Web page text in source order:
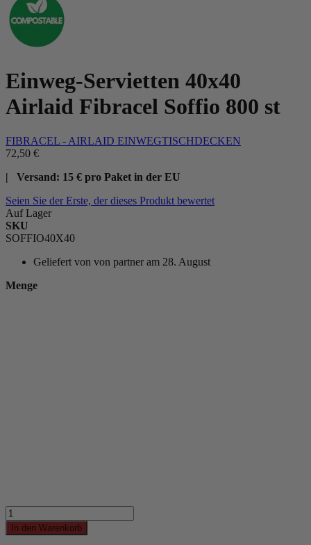
Einweg-Servietten 40x40
Airlaid Fibracel Soffio 800 st
FIBRACEL - AIRLAID EINWEGTISCHDECKEN
72,50 €
| Versand: 15 € pro Paket in der EU
Seien Sie der Erste, der dieses Produkt bewertet
Auf Lager
SKU
SOFFIO40X40
Geliefert von von partner am 28. August
Menge
In den Warenkorb